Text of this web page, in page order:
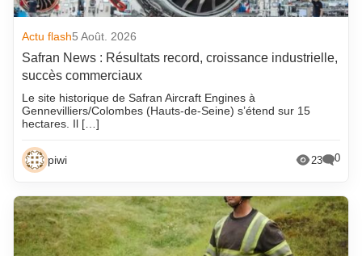
Actu flash5 Août. 2026
Safran News : Résultats record, croissance industrielle,
succès commerciaux
Le site historique de Safran Aircraft Engines à
Gennevilliers/Colombes (Hauts-de-Seine) s’étend sur 15
hectares. Il […]
piwi 23 0